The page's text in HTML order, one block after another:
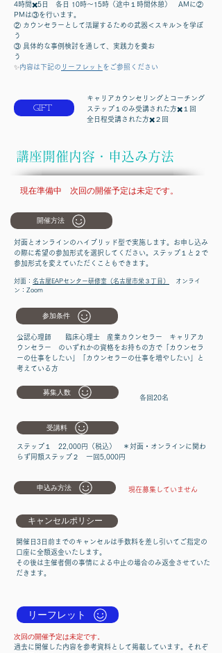
4時間✖️5日 各日 10時〜15時（途中１時間休憩） AMに②
PMは③を行います。
② カウンセラーとして活躍するための武器＜スキル＞を学ぼ
う
③ 具体的な事例検討を通して、実践力を養お
う
✨内容は下記の リーフレット をご参照ください
GIFT
キャリアカウンセリングとコーチング
ステップ１のみ受講された方✖️１回
全日程受講された方✖️２回
講座開催内容・申込み方法
現在準備中 次回の開催予定は未定です。
開催方法
対面とオンラインのハイブリッド型で実施します。お申し込み
の際に希望の参加形式を選択してください。ステップ１と２で
参加形式を変えていただくこともできます。
対面： 名古屋EAPセンター研修室（名古屋市栄３丁目）
オンライ
ン：Zoom
参加条件
公認心理師 臨床心理士 産業カウンセラー キャリアカ
ウンセラー のいずれかの資格をお持ちの方で「カウンセラ
ーの仕事をしたい」「カウンセラーの仕事を増やしたい」と
考えている方
募集人数
各回20名
受講料
ステップ１ 22,000円（税込） ＊対面・オンラインに関わ
らず同額 ​ステップ２ 一回5,000円
申込み方法 現在募集していません
キャンセルポリシー
開催日3日前までのキャンセルは手数料を差し引いてご指定の
口座に全額返金いたします。
その後は主催者側の事情による中止の場合のみ返金させていた
だきます。
リーフレット
​次回の開催予定は未定です。
過去に開催した内容を参考資料として掲載しています。 それぞ